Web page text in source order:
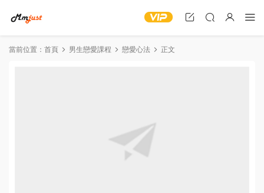
當前位置： 首頁 男生戀愛課程 戀愛心法 正文